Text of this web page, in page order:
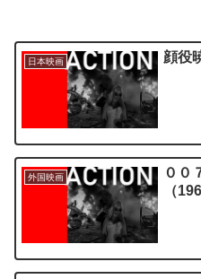
日本映画 顔役
外国映画
００
（